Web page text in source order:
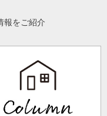
報をご紹介